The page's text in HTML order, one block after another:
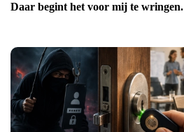
Daar begint het voor mij te wringen.